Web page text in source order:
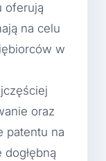
oferują
na celu
w
oraz
patentu na